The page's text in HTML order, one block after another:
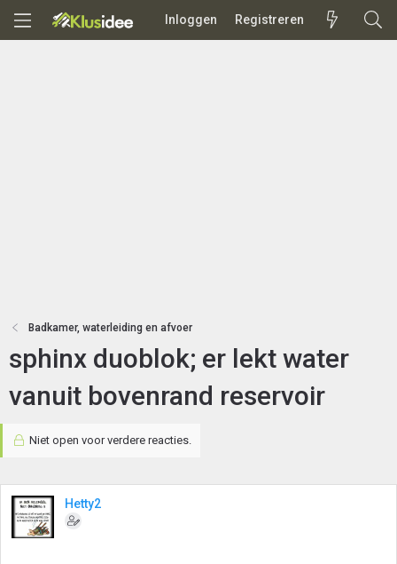
Inloggen Registreren
Badkamer, waterleiding en afvoer
sphinx duoblok; er lekt water
vanuit bovenrand reservoir
Niet open voor verdere reacties.
Hetty2